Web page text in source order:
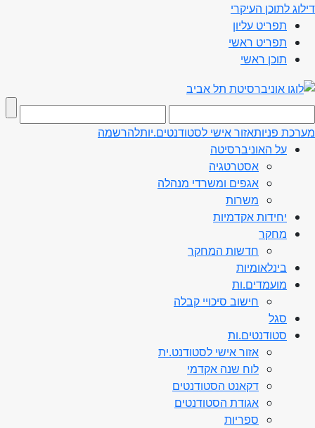
דילוג לתוכן העיקרי
תפריט עליון
תפריט ראשי
תוכן ראשי
מערכת פניותאזור אישי לסטודנטים.יותלהרשמה
על האוניברסיטה
אסטרטגיה
אגפים ומשרדי מנהלה
משרות
יחידות אקדמיות
מחקר
חדשות המחקר
בינלאומיות
מועמדים.ות
חישוב סיכויי קבלה
סגל
סטודנטים.ות
אזור אישי לסטודנט.ית
לוח שנה אקדמי
דקאנט הסטודנטים
אגודת הסטודנטים
ספריות